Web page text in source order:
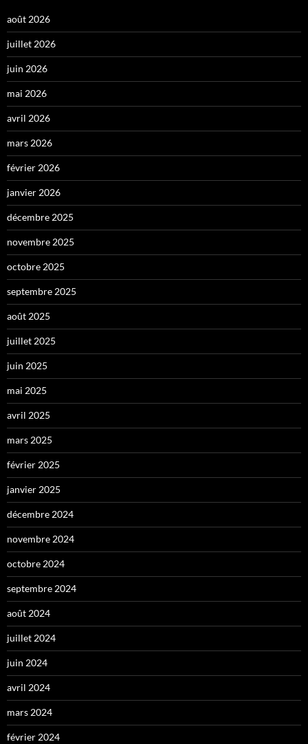
août 2026
juillet 2026
juin 2026
mai 2026
avril 2026
mars 2026
février 2026
janvier 2026
décembre 2025
novembre 2025
octobre 2025
septembre 2025
août 2025
juillet 2025
juin 2025
mai 2025
avril 2025
mars 2025
février 2025
janvier 2025
décembre 2024
novembre 2024
octobre 2024
septembre 2024
août 2024
juillet 2024
juin 2024
avril 2024
mars 2024
février 2024